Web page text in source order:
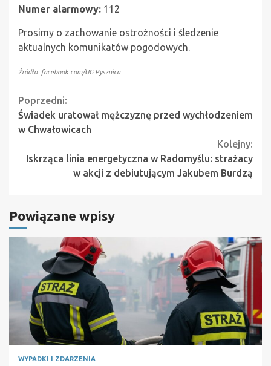
Numer alarmowy: 112
Prosimy o zachowanie ostrożności i śledzenie
aktualnych komunikatów pogodowych.
Źródło: facebook.com/UG.Pysznica
Continue
Reading
Poprzedni:
Świadek uratował mężczyznę przed wychłodzeniem
w Chwałowicach
Kolejny:
Iskrząca linia energetyczna w Radomyślu: strażacy
w akcji z debiutującym Jakubem Burdzą
Powiązane wpisy
WYPADKI I ZDARZENIA